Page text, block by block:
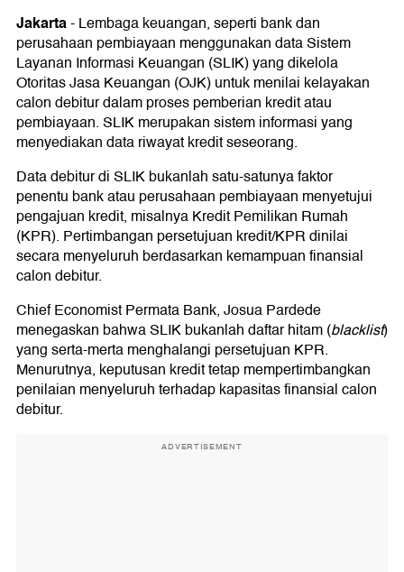
Jakarta-Lembaga keuangan, seperti bank dan
perusahaan pembiayaan menggunakan data Sistem
Layanan Informasi Keuangan (SLIK) yang dikelola
Otoritas Jasa Keuangan (OJK) untuk menilai kelayakan
calon debitur dalam proses pemberian kredit atau
pembiayaan. SLIK merupakan sistem informasi yang
menyediakan data riwayat kredit seseorang.
Data debitur di SLIK bukanlah satu-satunya faktor
penentu bank atau perusahaan pembiayaan menyetujui
pengajuan kredit, misalnya Kredit Pemilikan Rumah
(KPR). Pertimbangan persetujuan kredit/KPR dinilai
secara menyeluruh berdasarkan kemampuan finansial
calon debitur.
Chief Economist Permata Bank, Josua Pardede
menegaskan bahwa SLIK bukanlah daftar hitam (blacklist)
yang serta-merta menghalangi persetujuan KPR.
Menurutnya, keputusan kredit tetap mempertimbangkan
penilaian menyeluruh terhadap kapasitas finansial calon
debitur.
ADVERTISEMENT